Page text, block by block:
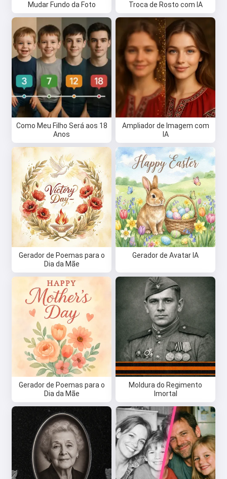
Mudar Fundo da Foto Troca de Rosto com IA
Como Meu Filho Será aos 18
Anos
Ampliador de Imagem com
IA
Gerador de Poemas para o
Dia da Mãe
Gerador de Avatar IA
Gerador de Poemas para o
Dia da Mãe
Moldura do Regimento
Imortal